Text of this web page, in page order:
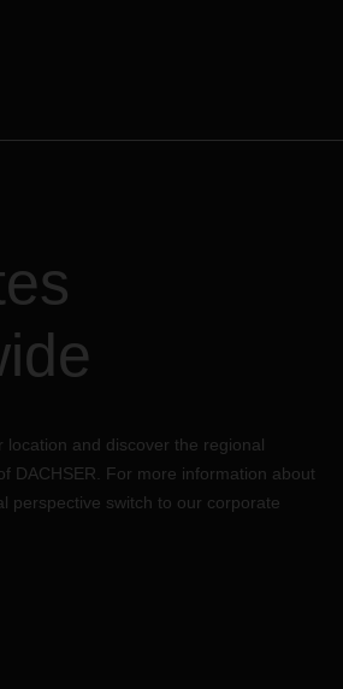
location and discover the regional
DACHSER. For more information about
perspective switch to our corporate